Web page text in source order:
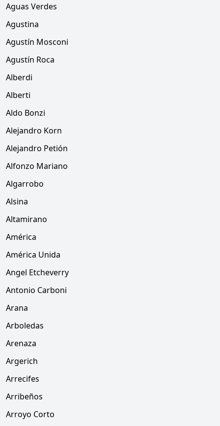
Aguas Verdes
Agustina
Agustín Mosconi
Agustín Roca
Alberdi
Alberti
Aldo Bonzi
Alejandro Korn
Alejandro Petión
Alfonzo Mariano
Algarrobo
Alsina
Altamirano
América
América Unida
Angel Etcheverry
Antonio Carboni
Arana
Arboledas
Arenaza
Argerich
Arrecifes
Arribeños
Arroyo Corto